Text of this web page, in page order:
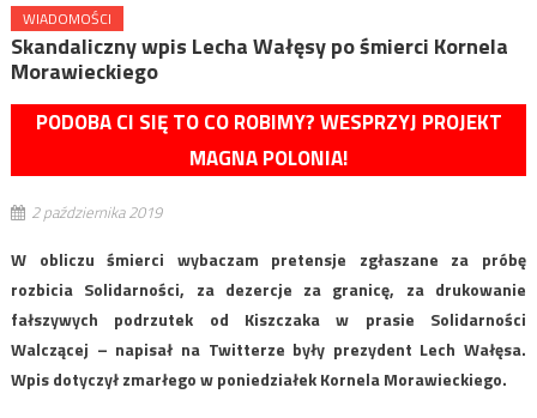
WIADOMOŚCI
Skandaliczny wpis Lecha Wałęsy po śmierci Kornela
Morawieckiego
PODOBA CI SIĘ TO CO ROBIMY? WESPRZYJ PROJEKT
MAGNA POLONIA!
2 października 2019
W obliczu śmierci wybaczam pretensje zgłaszane za próbę
rozbicia Solidarności, za dezercje za granicę, za drukowanie
fałszywych podrzutek od Kiszczaka w prasie Solidarności
Walczącej – napisał na Twitterze były prezydent Lech Wałęsa.
Wpis dotyczył zmarłego w poniedziałek Kornela Morawieckiego.